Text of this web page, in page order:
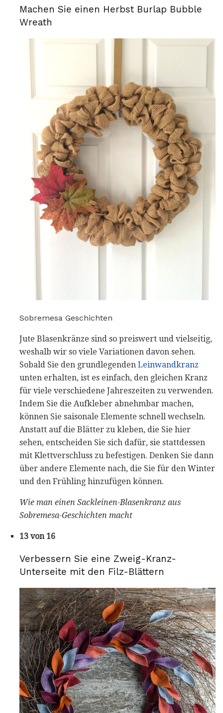
Machen Sie einen Herbst Burlap Bubble
Wreath
Sobremesa Geschichten
Jute Blasenkränze sind so preiswert und vielseitig,
weshalb wir so viele Variationen davon sehen.
Sobald Sie den grundlegenden Leinwandkranz
unten erhalten, ist es einfach, den gleichen Kranz
für viele verschiedene Jahreszeiten zu verwenden.
Indem Sie die Aufkleber abnehmbar machen,
können Sie saisonale Elemente schnell wechseln.
Anstatt auf die Blätter zu kleben, die Sie hier
sehen, entscheiden Sie sich dafür, sie stattdessen
mit Klettverschluss zu befestigen. Denken Sie dann
über andere Elemente nach, die Sie für den Winter
und den Frühling hinzufügen können.
Wie man einen Sackleinen-Blasenkranz aus
Sobremesa-Geschichten macht
13 von 16
Verbessern Sie eine Zweig-Kranz-
Unterseite mit den Filz-Blättern